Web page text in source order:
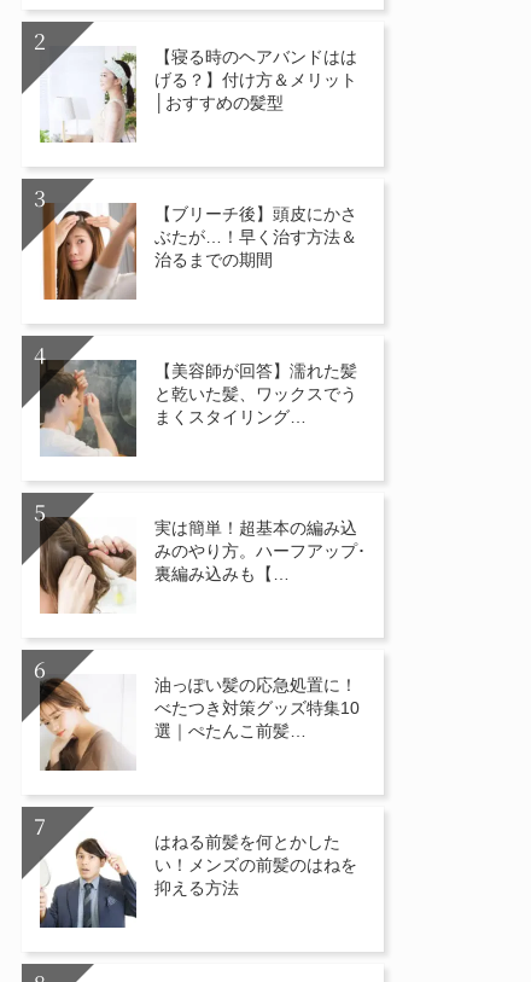
【寝る時のヘアバンドはは
げる？】付け方＆メリット
│おすすめの髪型
【ブリーチ後】頭皮にかさ
ぶたが…！早く治す方法＆
治るまでの期間
【美容師が回答】濡れた髪
と乾いた髪、ワックスでう
まくスタイリング…
実は簡単！超基本の編み込
みのやり方。ハーフアップ･
裏編み込みも【…
油っぽい髪の応急処置に！
べたつき対策グッズ特集10
選｜ぺたんこ前髪…
はねる前髪を何とかした
い！メンズの前髪のはねを
抑える方法